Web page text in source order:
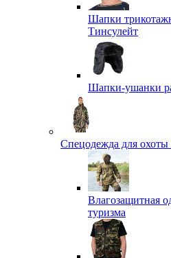
Шапки
Тинсулейт
Шапки-ушанки
Спецодежда для
Влагозащитная
туризма